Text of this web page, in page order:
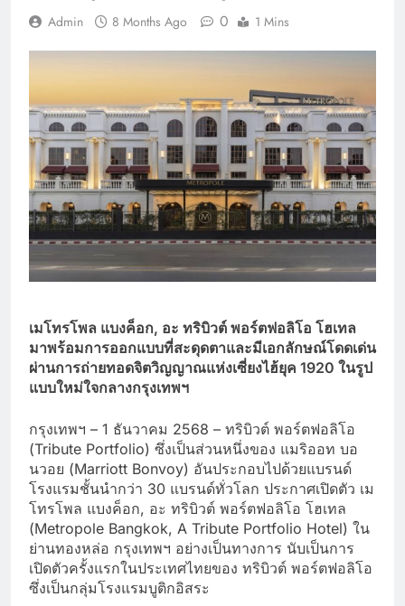
Admin 8 Months Ago 0 1 Mins
เมโทรโพล แบงค็อก, อะ ทริบิวต์ พอร์ตฟอลิโอ โฮเทล
มาพร้อมการออกแบบที่สะดุดตาและมีเอกลักษณ์โดดเด่น
ผ่านการถ่ายทอดจิตวิญญาณแห่งเซี่ยงไฮ้ยุค 1920 ในรูป
แบบใหม่ใจกลางกรุงเทพฯ
กรุงเทพฯ – 1 ธันวาคม 2568 – ทริบิวต์ พอร์ตฟอลิโอ
(Tribute Portfolio) ซึ่งเป็นส่วนหนึ่งของ แมริออท บอ
นวอย (Marriott Bonvoy) อันประกอบไปด้วยแบรนด์
โรงแรมชั้นนำกว่า 30 แบรนด์ทั่วโลก ประกาศเปิดตัว เม
โทรโพล แบงค็อก, อะ ทริบิวต์ พอร์ตฟอลิโอ โฮเทล
(Metropole Bangkok, A Tribute Portfolio Hotel) ใน
ย่านทองหล่อ กรุงเทพฯ อย่างเป็นทางการ นับเป็นการ
เปิดตัวครั้งแรกในประเทศไทยของ ทริบิวต์ พอร์ตฟอลิโอ
ซึ่งเป็นกลุ่มโรงแรมบูติกอิสระ